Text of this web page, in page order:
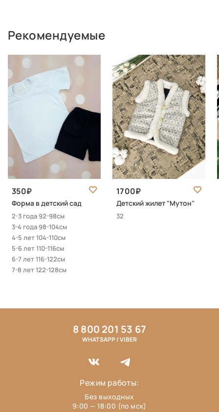
Рекомендуемые
350
Форма в детский сад
2-3 года 92-98см
3-4 года 98-104см
4-5 лет 104-110см
5-6 лет 110-116см
6-7 лет 116-122см
7-8 лет 122-128см
1700
Детский жилет "Мутон"
32
8 800 201 53 67
WHATSAPP / VIBER
Режим работы:
Без выходных
9:00 — 18:00 (по мск)